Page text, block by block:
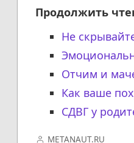
Продолжить
Не
Отчим и
Как ваше
СДВГ у
METANAUT.RU